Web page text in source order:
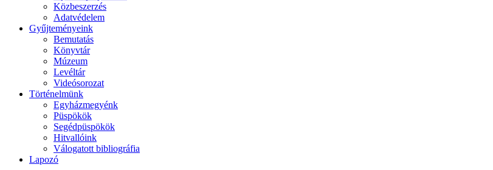
Közbeszerzés
Adatvédelem
Gyűjteményeink
Bemutatás
Könyvtár
Múzeum
Levéltár
Videósorozat
Történelmünk
Egyházmegyénk
Püspökök
Segédpüspökök
Hitvallóink
Válogatott bibliográfia
Lapozó